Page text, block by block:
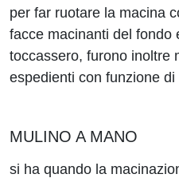
per far ruotare la macina
facce macinanti del fondo
toccassero, furono inoltre
espedienti con funzione di
MULINO A MANO
si ha quando la